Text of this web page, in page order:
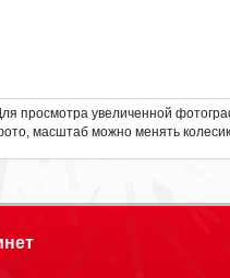
просмотра увеличенной
масштаб можно менять